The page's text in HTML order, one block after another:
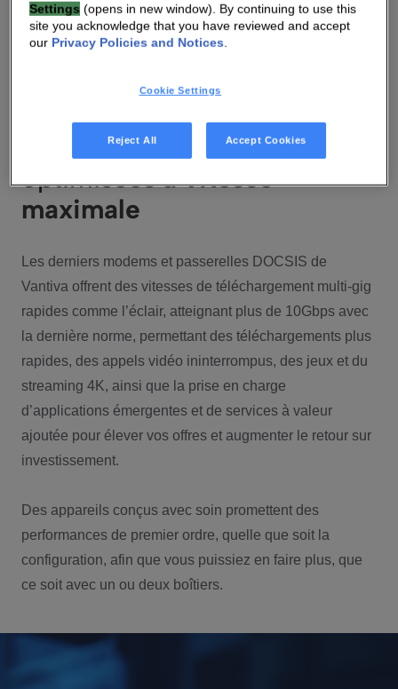
Des performances
optimiséesà vitesse
maximale
Les derniers modems et passerelles DOCSIS de
Vantiva offrent des vitesses de téléchargement multi-gig
rapides comme l’éclair, atteignant plus de 10Gbps avec
la dernière norme, permettant des téléchargements plus
rapides, des appels vidéo ininterrompus, des jeux et du
streaming 4K, ainsi que la prise en charge
d’applications émergentes et de services à valeur
ajoutée pour élever vos offres et augmenter le retour sur
investissement.
Des appareils conçus avec soin promettent des
performances de premier ordre, quelle que soit la
configuration, afin que vous puissiez en faire plus, que
ce soit avec un ou deux boîtiers.
Settings (opens in new window). By continuing to use this
site you acknowledge that you have reviewed and accept
our Privacy Policies and Notices.
Cookie Settings
Reject All Accept Cookies